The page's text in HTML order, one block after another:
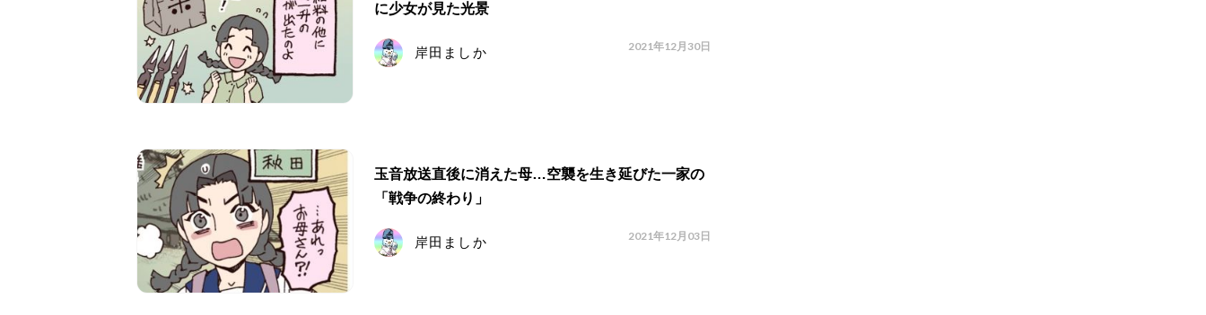
に少女が見た光景
岸田ましか 2021年12月30日
玉音放送直後に消えた母…空襲を生き延びた一家の
「戦争の終わり」
岸田ましか 2021年12月03日